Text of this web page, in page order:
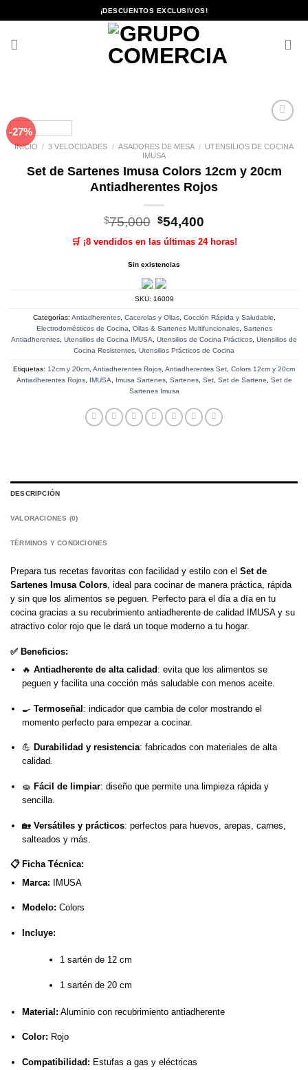
al
¡DESCUENTOS EXCLUSIVOS!
-27%
lista de
INICIO / 3 VELOCIDADES / ASADORES DE MESA / UTENSILIOS DE COCINA
IMUSA
Set de Sartenes Imusa Colors 12cm y 20cm
Antiadherentes Rojos
$75,000 El
precio
original
era:
$54,400
actual
🛒 ¡8 vendidos en las últimas 24 horas!
Sin existencias
SKU: 16009
Categorías: Antiadherentes, Cacerolas y Ollas, Cocción Rápida y Saludable,
Electrodomésticos de Cocina, Ollas & Sartenes Multifuncionales, Sartenes
Antiadherentes, Utensilios de Cocina IMUSA, Utensilios de Cocina Prácticos, Utensilios de
Cocina Resistentes, Utensilios Prácticos de Cocina
Etiquetas: 12cm y 20cm, Antiadherentes Rojos, Antiadherentes Set, Colors 12cm y 20cm
Antiadherentes Rojos, IMUSA, Imusa Sartenes, Sartenes, Set, Set de Sartene, Set de
Sartenes Imusa
DESCRIPCIÓN
VALORACIONES (0)
TÉRMINOS Y CONDICIONES
Prepara tus recetas favoritas con facilidad y estilo con el Set de
Sartenes Imusa Colors, ideal para cocinar de manera práctica, rápida
y sin que los alimentos se peguen. Perfecto para el día a día en tu
cocina gracias a su recubrimiento antiadherente de calidad IMUSA y su
atractivo color rojo que le dará un toque moderno a tu hogar.
✅ Beneficios:
🔥 Antiadherente de alta calidad : evita que los alimentos se
peguen y facilita una cocción más saludable con menos aceite.
🍳 Termoseñal: indicador que cambia de color mostrando el
momento perfecto para empezar a cocinar.
💪 Durabilidad y resistencia: fabricados con materiales de alta
calidad.
🧽 Fácil de limpiar: diseño que permite una limpieza rápida y
sencilla.
🏡 Versátiles y prácticos: perfectos para huevos, arepas, carnes,
salteados y más.
📋 Ficha Técnica:
Marca: IMUSA
Modelo: Colors
Incluye:
1 sartén de 12 cm
1 sartén de 20 cm
Material: Aluminio con recubrimiento antiadherente
Color: Rojo
Compatibilidad: Estufas a gas y eléctricas